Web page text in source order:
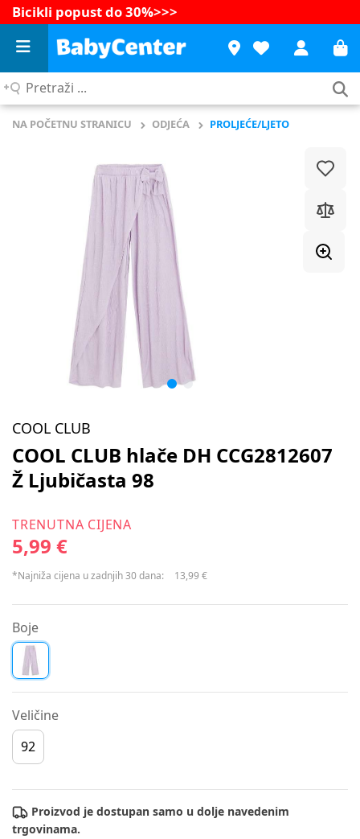
Bicikli popust do 30%>>>
Pretraži
NA POČETNU STRANICU ODJEĆA PROLJEĆE/LJETO
COOL CLUB
COOL CLUB hlače DH CCG2812607
Ž Ljubičasta 98
TRENUTNA CIJENA
5,99 €
*Najniža cijena u zadnjih 30 dana: 13,99 €
Boje
Veličine
92
Proizvod je dostupan samo u dolje navedenim
trgovinama.